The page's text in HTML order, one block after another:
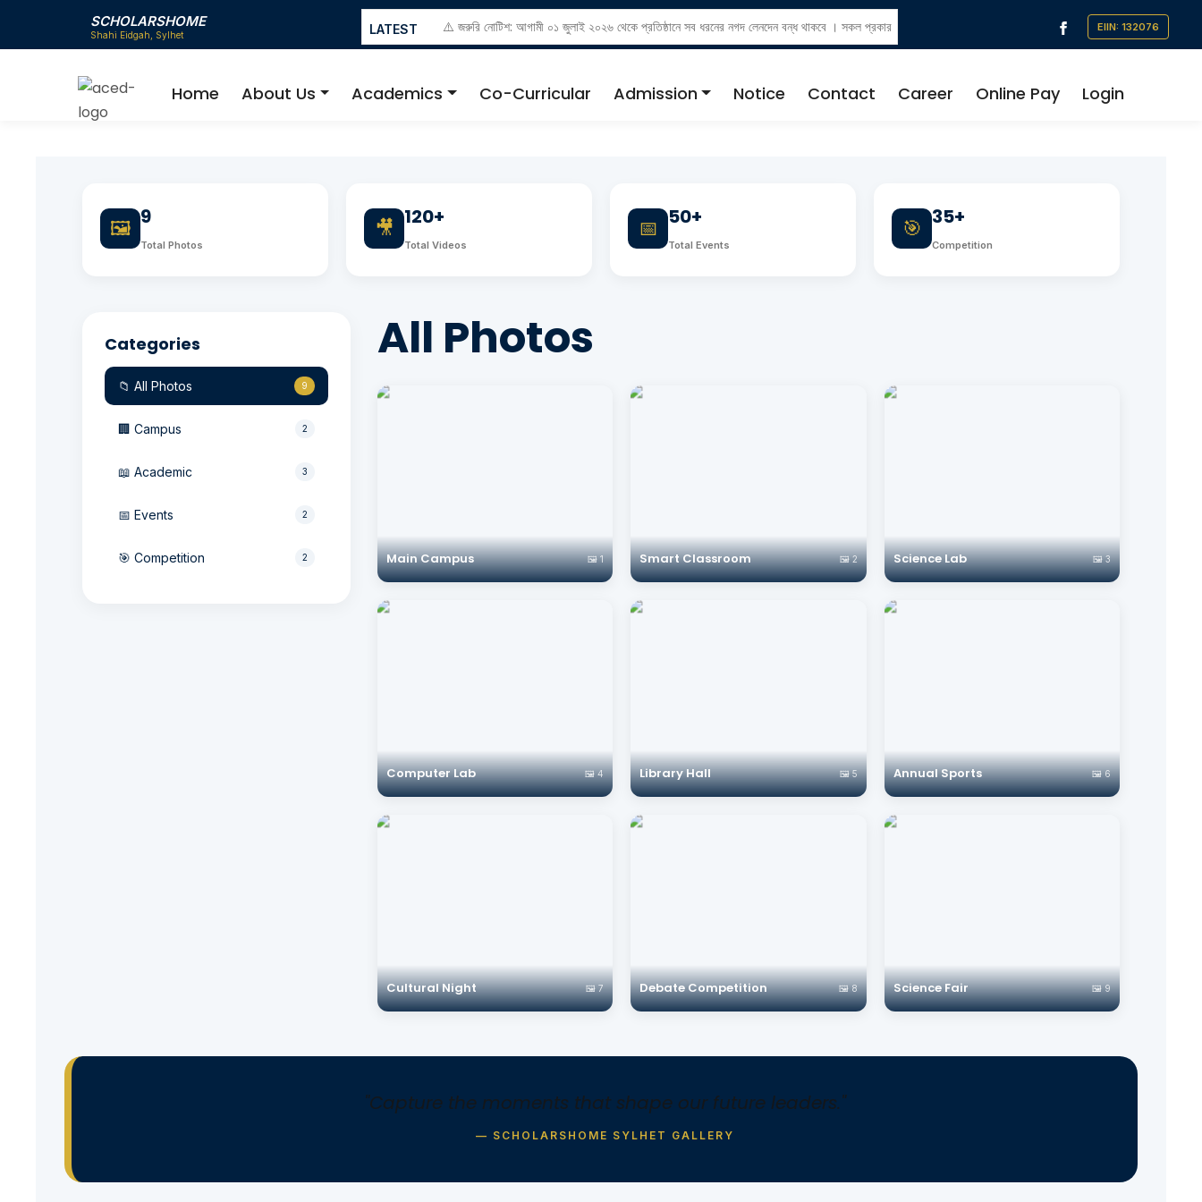
SCHOLARSHOME LATEST ⚠️ জরুরি নোটিশ: আগামী ০১ জুলাই ২০২৬ থেকে প্রতিষ্ঠানে সব ধরনের নগদ লেনদেন বন্ধ থাকবে । সকল প্রকার
০১৩৩৪-৯১৩৪৮১ ।
Home About Us Academics Co-Curricular Admission Notice Contact Career Online Pay Login
🖼️ 9
Total Photos
🎥 120+
Total Videos
📅 50+
Total Events
🎯 35+
Competition
Categories
📁 All Photos 9
🏢 Campus 2
📖 Academic 3
📅 Events 2
🎯 Competition 2
All Photos
Main Campus 🖼️ 1 Smart Classroom 🖼️ 2 Science Lab 🖼️ 3
Computer Lab 🖼️ 4 Library Hall 🖼️ 5 Annual Sports 🖼️ 6
Cultural Night 🖼️ 7 Debate Competition 🖼️ 8 Science Fair 🖼️ 9
"Capture the moments that shape our future leaders."
— SCHOLARSHOME SYLHET GALLERY